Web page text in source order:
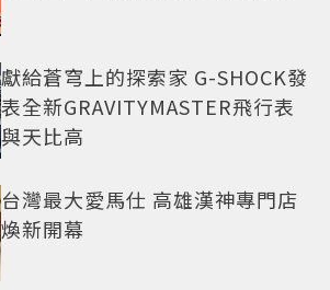
獻給蒼穹上的探索家 G-SHOCK發
表全新GRAVITYMASTER飛行表
與天比高
台灣最大愛馬仕 高雄漢神專門店
煥新開幕